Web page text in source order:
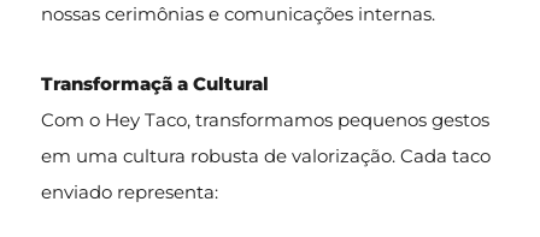
nossas cerimônias e comunicações internas.
Transformaçã a Cultural
Com o Hey Taco, transformamos pequenos gestos
em uma cultura robusta de valorização. Cada taco
enviado representa: